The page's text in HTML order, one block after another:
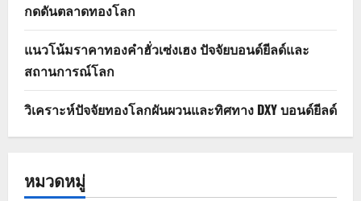
กดดันตลาดทองโลก
แนวโน้มราคาทองคำฮั่วเซ่งเฮง ปัจจัยบอนด์ยีลด์และ
สถานการณ์โลก
วิเคราะห์ปัจจัยทองโลกผันผวนและทิศทาง DXY บอนด์ยีลด์
หมวดหมู่